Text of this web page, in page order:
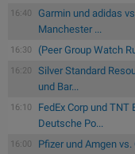
16:40
Garmin und adidas
Manchester ...
16:30 (Peer Group Watch
16:20
Silver Standard
und Bar...
16:10
FedEx Corp und
Deutsche Po...
16:00
Pfizer und Amgen